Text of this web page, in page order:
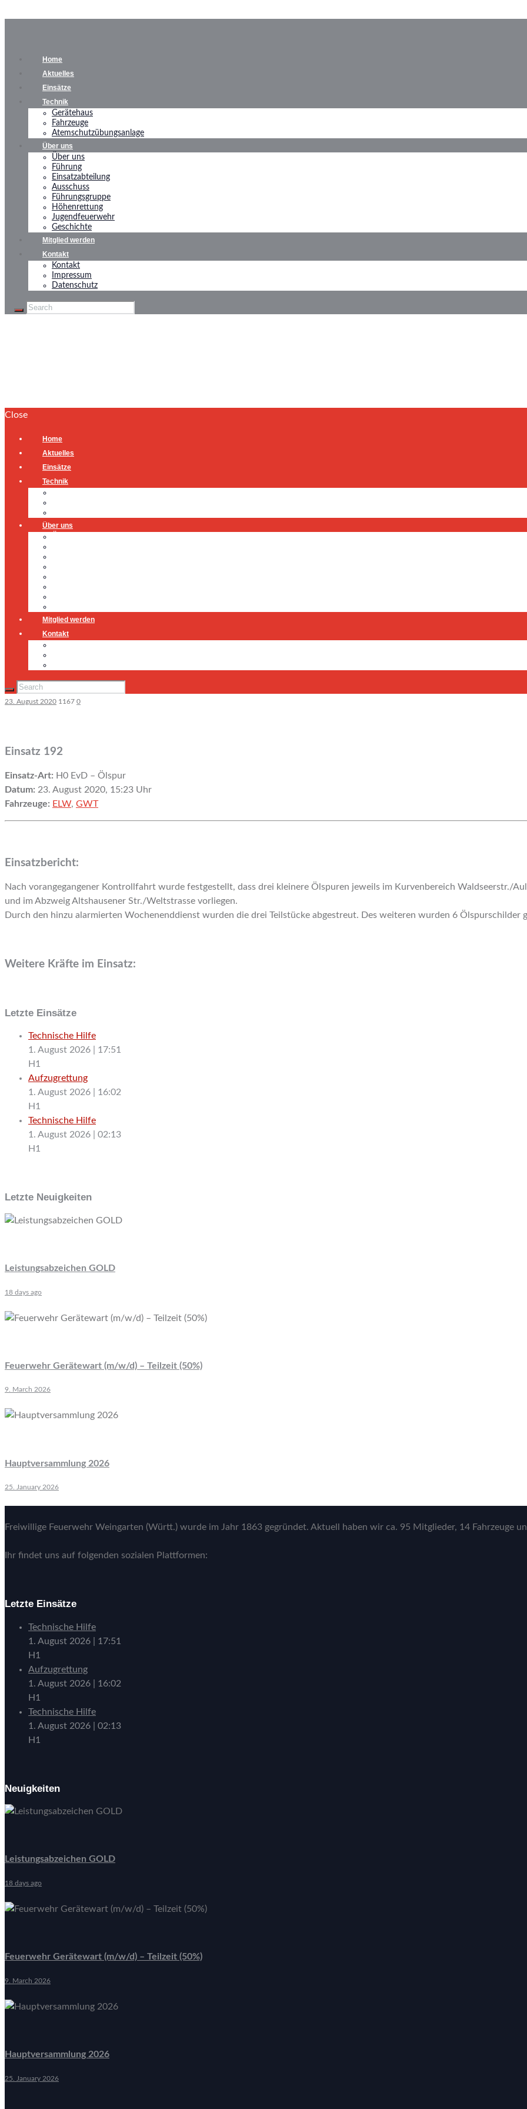
Home
Aktuelles
Einsätze
Technik
Gerätehaus
Fahrzeuge
Atemschutzübungsanlage
Über uns
Über uns
Führung
Einsatzabteilung
Ausschuss
Führungsgruppe
Höhenrettung
Jugendfeuerwehr
Geschichte
Mitglied werden
Kontakt
Kontakt
Impressum
Datenschutz
Close
Home
Aktuelles
Einsätze
Technik
Über uns
Mitglied werden
Kontakt
23. August 2020 1167 0
Einsatz 192
Einsatz-Art: H0 EvD – Ölspur
Datum: 23. August 2020, 15:23 Uhr
Fahrzeuge: ELW, GWT
Einsatzbericht:
Nach vorangegangener Kontrollfahrt wurde festgestellt, dass drei kleinere Ölspuren jeweils im Kurvenbereich Waldseerstr./
und im Abzweig Altshausener Str./Weltstrasse vorliegen.
Durch den hinzu alarmierten Wochenenddienst wurden die drei Teilstücke abgestreut. Des weiteren wurden 6 Ölspurschilder
Weitere Kräfte im Einsatz:
Letzte Einsätze
Technische Hilfe
1. August 2026
17:51
H1
Aufzugrettung
1. August 2026
16:02
H1
Technische Hilfe
1. August 2026
02:13
H1
Letzte Neuigkeiten
Leistungsabzeichen GOLD
18 days ago
Feuerwehr Gerätewart (m/w/d) – Teilzeit (50%)
9. March 2026
Hauptversammlung 2026
25. January 2026
Freiwillige Feuerwehr Weingarten (Württ.) wurde im Jahr 1863 gegründet. Aktuell haben wir ca. 95 Mitglieder, 14 Fahrzeuge
Ihr findet uns auf folgenden sozialen Plattformen:
Letzte Einsätze
Technische Hilfe
1. August 2026
17:51
H1
Aufzugrettung
1. August 2026
16:02
H1
Technische Hilfe
1. August 2026
02:13
H1
Neuigkeiten
Leistungsabzeichen GOLD
18 days ago
Feuerwehr Gerätewart (m/w/d) – Teilzeit (50%)
9. March 2026
Hauptversammlung 2026
25. January 2026